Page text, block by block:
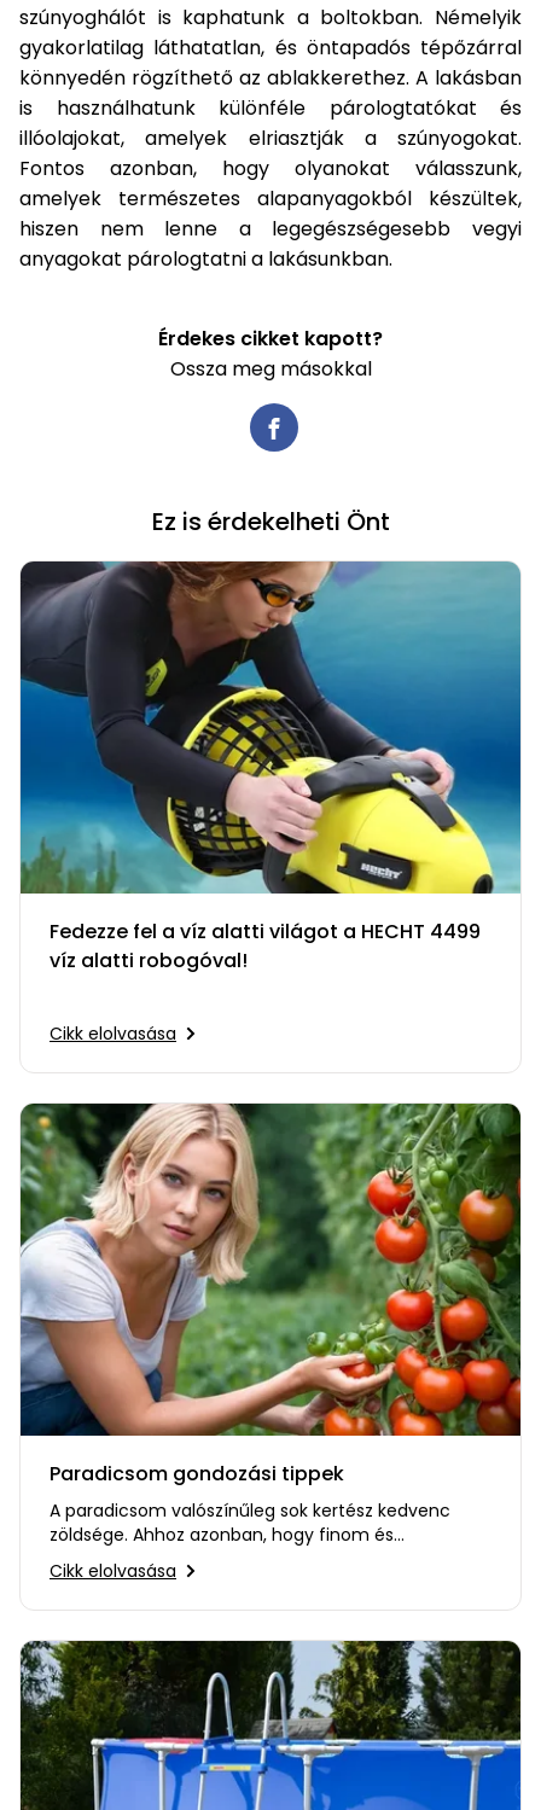
szúnyoghálót is kaphatunk a boltokban. Némelyik
gyakorlatilag láthatatlan, és öntapadós tépőzárral
könnyedén rögzíthető az ablakkerethez. A lakásban
is használhatunk különféle párologtatókat és
illóolajokat, amelyek elriasztják a szúnyogokat.
Fontos azonban, hogy olyanokat válasszunk,
amelyek természetes alapanyagokból készültek,
hiszen nem lenne a legegészségesebb vegyi
anyagokat párologtatni a lakásunkban.
Érdekes cikket kapott?
Ossza meg másokkal
Ez is érdekelheti Önt
Fedezze fel a víz alatti világot a HECHT 4499
víz alatti robogóval!
Cikk elolvasása
Paradicsom gondozási tippek
A paradicsom valószínűleg sok kertész kedvenc
zöldsége. Ahhoz azonban, hogy finom és
egészséges legyen a termése fontos…
Cikk elolvasása